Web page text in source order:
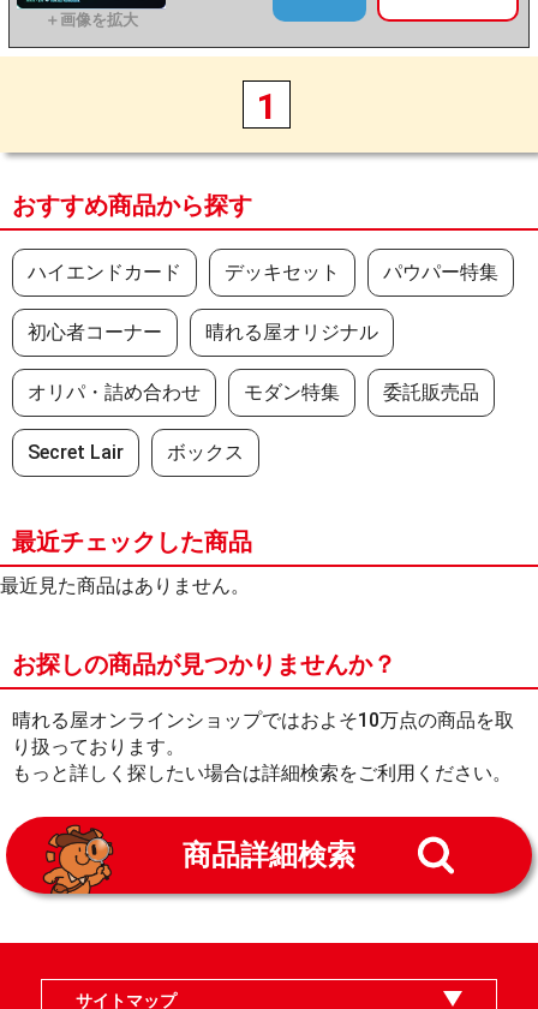
1
おすすめ商品から探す
ハイエンドカード デッキセット パウパー特集
初心者コーナー 晴れる屋オリジナル
オリパ・詰め合わせ モダン特集 委託販売品
Secret Lair ボックス
最近チェックした商品
最近見た商品はありません。
お探しの商品が見つかりませんか？
晴れる屋オンラインショップではおよそ10万点の商品を取
り扱っております。
もっと詳しく探したい場合は詳細検索をご利用ください。
商品詳細検索
サイトマップ